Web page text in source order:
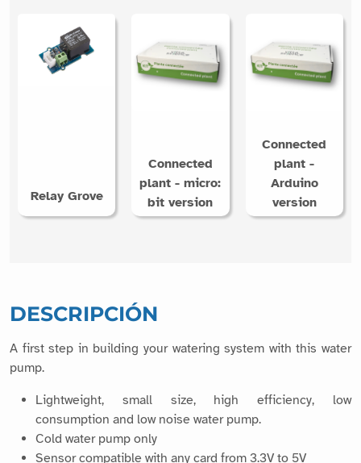
Relay Grove
Connected
plant - micro:
bit version
Connected
plant -
Arduino
version
DESCRIPCIÓN
A first step in building your watering system with this water
pump.
Lightweight, small size, high efficiency, low
consumption and low noise water pump.
Cold water pump only
Sensor compatible with any card from 3.3V to 5V